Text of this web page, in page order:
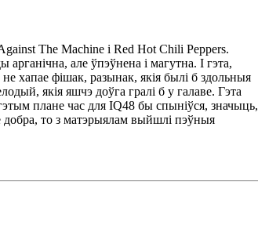
The Machine і Red Hot Chili Peppers.
але ўпэўнена і магутна. І гэта,
хапае фішак, разынак, якія былі б здольныя
якія яшчэ доўга гралі б у галаве. Гэта
плане час для IQ48 бы спыніўся, значыць,
то з матэрыялам выйшлі пэўныя